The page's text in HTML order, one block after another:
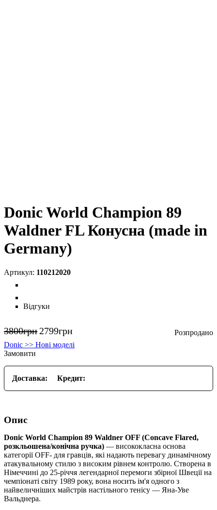
Donic World Champion 89
Waldner FL Конусна (made in
Germany)
110212020
Відгуки
3800грн 2799грн
Donic >> Нові моделі
Замовити
Доставка: Кредит:
Опис
Donic World Champion 89 Waldner OFF (Concave Flared,
розкльошена/конічна ручка) — висококласна основа
категорії OFF- для гравців, які надають перевагу динамічному
атакувальному стилю з високим рівнем контролю. Створена в
Німеччині до 25-річчя легендарної перемоги збірної Швеції на
чемпіонаті світу 1989 року, вона носить ім'я одного з
найвеличніших майстрів настільного тенісу — Яна-Уве
Вальднера.